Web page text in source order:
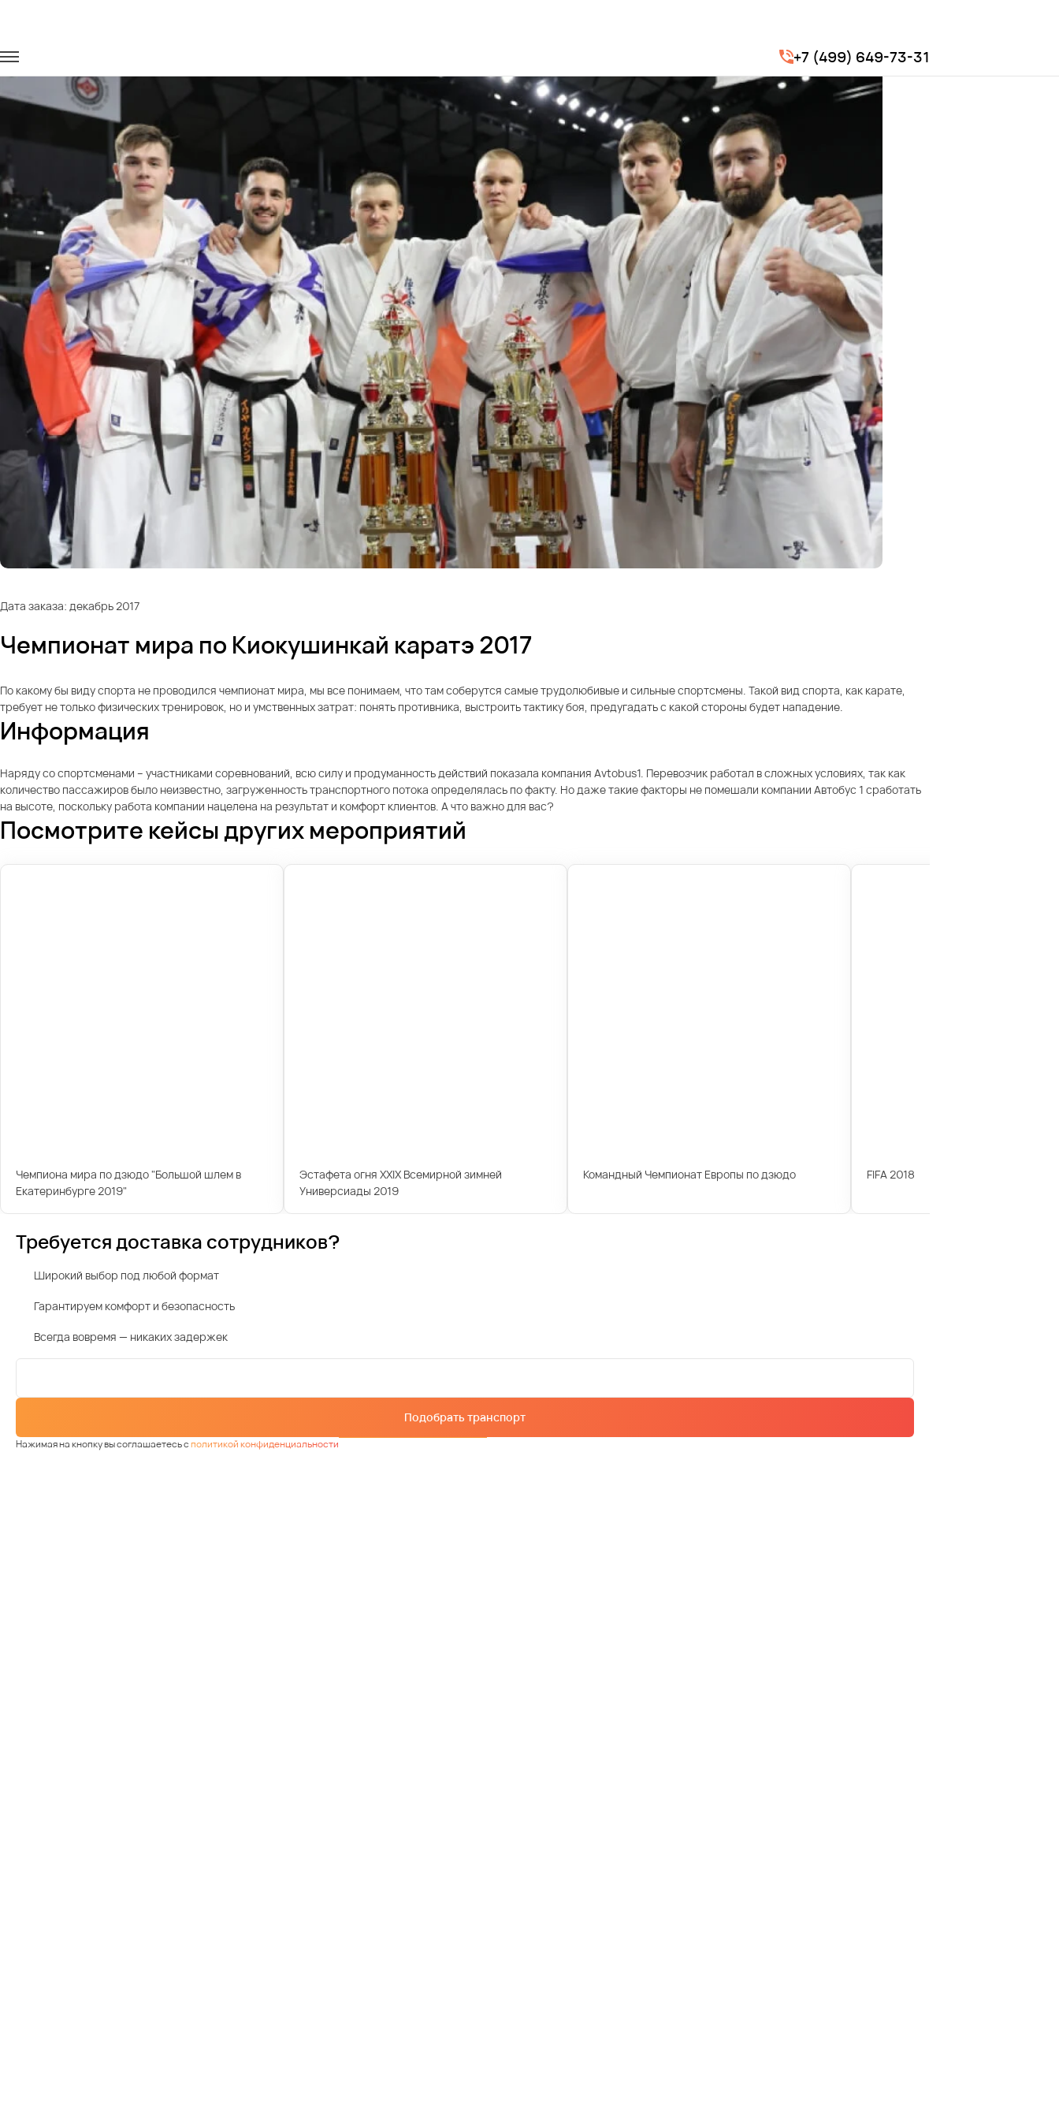
+7 (499) 649-73-31
Дата заказа: декабрь 2017
Чемпионат мира по Киокушинкай каратэ 2017
По какому бы виду спорта не проводился чемпионат мира, мы все понимаем, что там соберутся самые трудолюбивые и сильные спортсмены. Такой вид спорта, как карате,
требует не только физических тренировок, но и умственных затрат: понять противника, выстроить тактику боя, предугадать с какой стороны будет нападение.
Информация
Наряду со спортсменами – участниками соревнований, всю силу и продуманность действий показала компания Avtobus1. Перевозчик работал в сложных условиях, так как
количество пассажиров было неизвестно, загруженность транспортного потока определялась по факту. Но даже такие факторы не помешали компании Автобус 1 сработать
на высоте, поскольку работа компании нацелена на результат и комфорт клиентов. А что важно для вас?
Посмотрите кейсы других мероприятий
Чемпиона мира по дзюдо "Большой шлем в
Екатеринбурге 2019"
Эстафета огня XXIX Всемирной зимней
Универсиады 2019
Командный Чемпионат Европы по дзюдо FIFA 2018
Требуется доставка сотрудников?
Широкий выбор под любой формат
Гарантируем комфорт и безопасность
Всегда вовремя — никаких задержек
Подобрать транспорт
Нажимая на кнопку вы соглашаетесь сполитикой конфиденциальности